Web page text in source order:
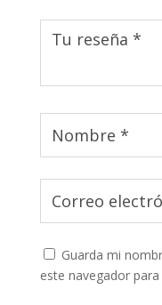
Guarda mi
este navegador